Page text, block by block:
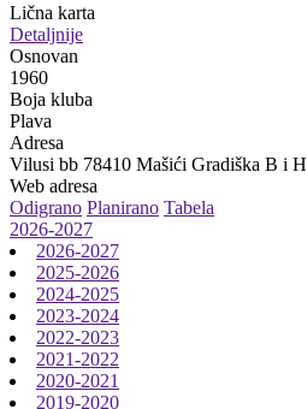
Lična karta
Detaljnije
Osnovan
1960
Boja kluba
Plava
Adresa
Vilusi bb 78410 Mašići Gradiška B i H
Web adresa
Odigrano Planirano Tabela
2026-2027
2026-2027
2025-2026
2024-2025
2023-2024
2022-2023
2021-2022
2020-2021
2019-2020